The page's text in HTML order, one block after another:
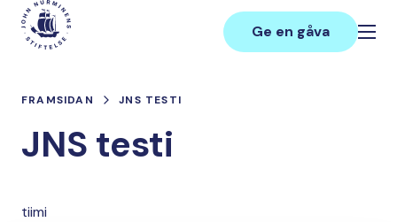
Hoppa
innehåll
Main
Ge en gåva
FRAMSIDAN JNS TESTI
JNS testi
tiimi